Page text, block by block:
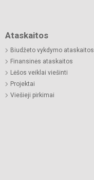
Ataskaitos
Biudžeto vykdymo ataskaitos
Finansinės ataskaitos
Lėšos veiklai viešinti
Projektai
Viešieji pirkimai